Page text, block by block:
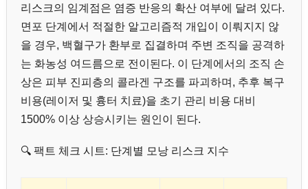
리스크의 임계점은 염증 반응의 확산 여부에 달려 있다.
면포 단계에서 적절한 알고리즘적 개입이 이뤄지지 않
을 경우, 백혈구가 환부로 집결하며 주변 조직을 공격하
는 화농성 여드름으로 전이된다. 이 단계에서의 조직 손
상은 피부 진피층의 콜라겐 구조를 파괴하며, 추후 복구
비용(레이저 및 흉터 치료)을 초기 관리 비용 대비
1500% 이상 상승시키는 원인이 된다.
🔍 팩트 체크 시트: 단계별 모낭 리스크 지수